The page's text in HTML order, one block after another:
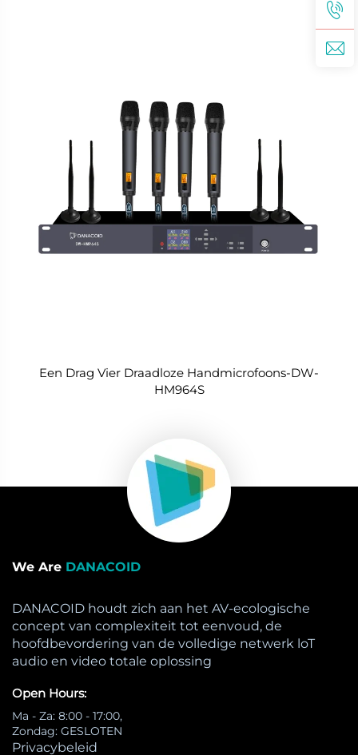
Een Drag Vier Draadloze Handmicrofoons-DW-
HM964S
We Are DANACOID
DANACOID houdt zich aan het AV-ecologische
concept van complexiteit tot eenvoud, de
hoofdbevordering van de volledige netwerk loT
audio en video totale oplossing
Open Hours:
Ma - Za: 8:00 - 17:00,
Zondag: GESLOTEN
Privacybeleid